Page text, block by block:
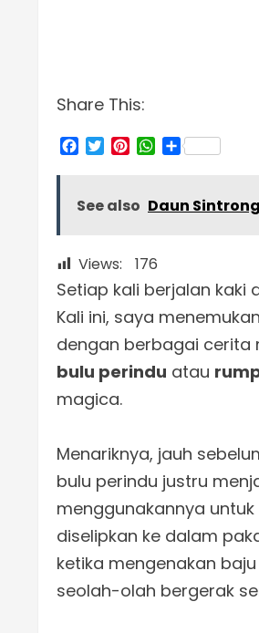
Share This:
Facebook
TwitterPinterestWhatsApp
Share
See also Daun
Views: 176
Setiap kali berjalan kaki
Kali ini, saya
dengan berbagai cerita
bulu perindu atau
magica.
Menariknya, jauh
bulu perindu justru
menggunakannya
diselipkan ke dalam
ketika mengenakan
seolah-olah bergerak